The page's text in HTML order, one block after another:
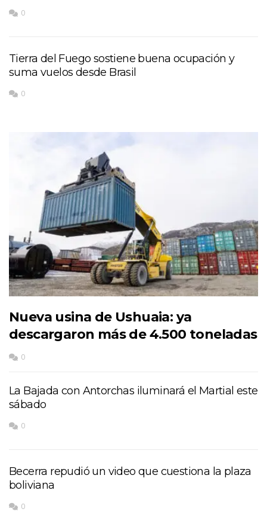
0
Tierra del Fuego sostiene buena ocupación y
suma vuelos desde Brasil
0
Nueva usina de Ushuaia: ya
descargaron más de 4.500 toneladas
0
La Bajada con Antorchas iluminará el Martial este
sábado
0
Becerra repudió un video que cuestiona la plaza
boliviana
0